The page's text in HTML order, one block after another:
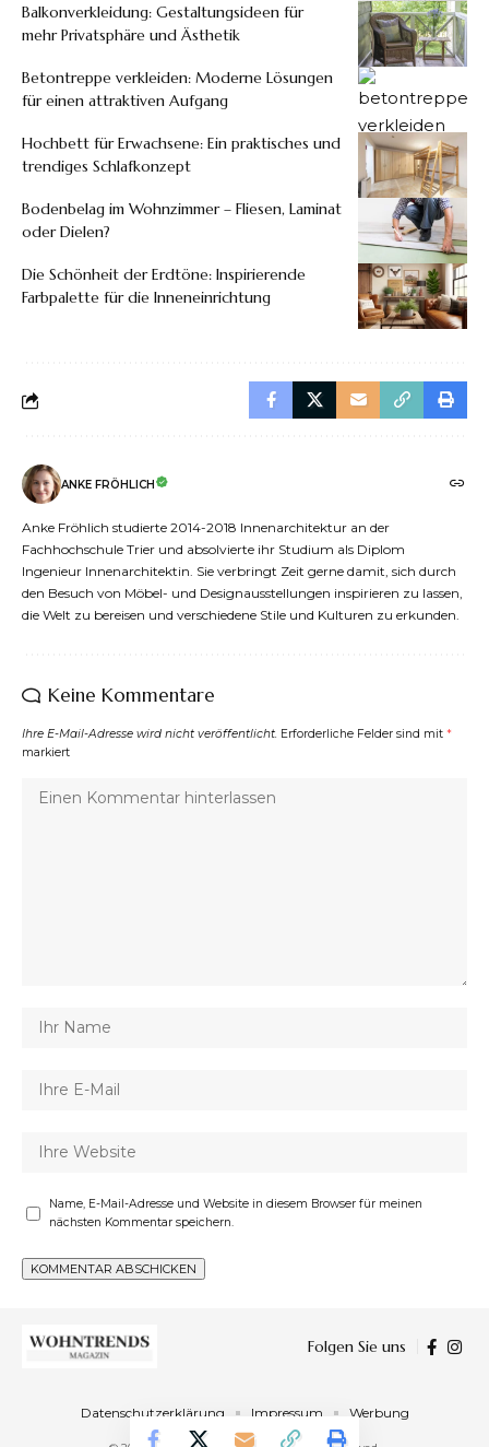
Balkonverkleidung: Gestaltungsideen für
mehr Privatsphäre und Ästhetik
Betontreppe verkleiden: Moderne Lösungen
für einen attraktiven Aufgang
Hochbett für Erwachsene: Ein praktisches und
trendiges Schlafkonzept
Bodenbelag im Wohnzimmer – Fliesen, Laminat
oder Dielen?
Die Schönheit der Erdtöne: Inspirierende
Farbpalette für die Inneneinrichtung
ANKE FRÖHLICH
Anke Fröhlich studierte 2014-2018 Innenarchitektur an der
Fachhochschule Trier und absolvierte ihr Studium als Diplom
Ingenieur Innenarchitektin. Sie verbringt Zeit gerne damit, sich durch
den Besuch von Möbel- und Designausstellungen inspirieren zu lassen,
die Welt zu bereisen und verschiedene Stile und Kulturen zu erkunden.
Keine Kommentare
Ihre E-Mail-Adresse wird nicht veröffentlicht. Erforderliche Felder sind mit *
markiert
Name, E-Mail-Adresse und Website in diesem Browser für meinen
nächsten Kommentar speichern.
Folgen Sie uns
Datenschutzerklärung Impressum Werbung